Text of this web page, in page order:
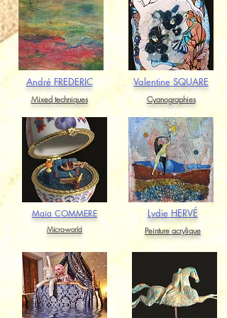
André FREDERIC
Mixed techniques
Maïa COMMERE
Micro-world
Valentine SQUARE
Cyanographies
Lydie HERVÉ
Peinture acrylique